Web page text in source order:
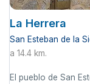
La Herrera
San Esteban de la
a 14.4 km.
El pueblo de San